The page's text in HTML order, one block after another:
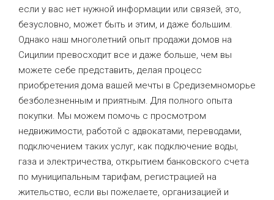
если у вас нет нужной информации или связей, это,
безусловно, может быть и этим, и даже большим.
Однако наш многолетний опыт продажи домов на
Сицилии превосходит все и даже больше, чем вы
можете себе представить, делая процесс
приобретения дома вашей мечты в Средиземноморье
безболезненным и приятным. Для полного опыта
покупки. Мы можем помочь с просмотром
недвижимости, работой с адвокатами, переводами,
подключением таких услуг, как подключение воды,
газа и электричества, открытием банковского счета
по муниципальным тарифам, регистрацией на
жительство, если вы пожелаете, организацией и